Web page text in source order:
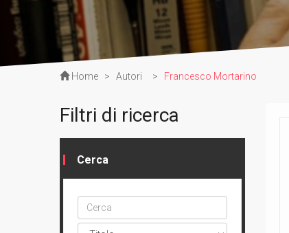
Home > Autori > Francesco Mortarino
Filtri di ricerca
Cerca
Cerca
ptype